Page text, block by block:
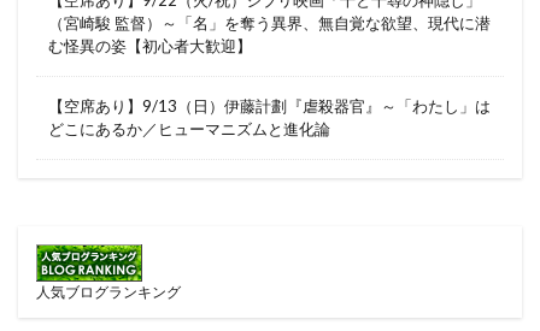
（宮崎駿 監督）～「名」を奪う異界、無自覚な欲望、現代に潜
む怪異の姿【初心者大歓迎】
【空席あり】9/13（日）伊藤計劃『虐殺器官』～「わたし」は
どこにあるか／ヒューマニズムと進化論
人気ブログランキング